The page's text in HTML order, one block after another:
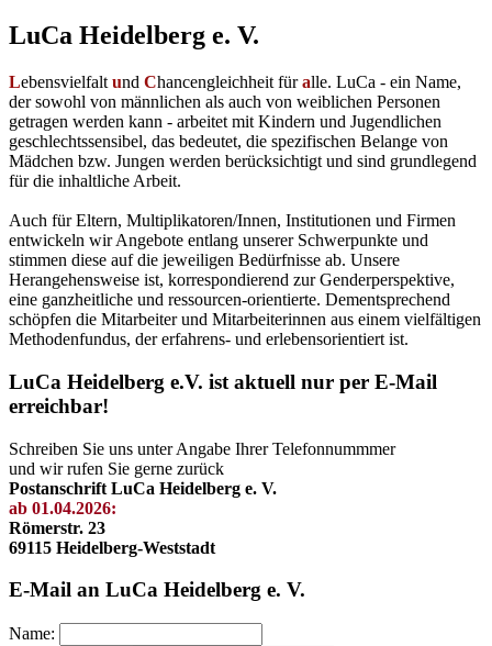
LuCa Heidelberg e. V.
Lebensvielfalt und Chancengleichheit füralle. LuCa - ein Name,
der sowohl von männlichen als auch von weiblichen Personen
getragen werden kann - arbeitet mit Kindern und Jugendlichen
geschlechtssensibel, das bedeutet, die spezifischen Belange von
Mädchen bzw. Jungen werden berücksichtigt und sind grundlegend
für die inhaltliche Arbeit.
Auch für Eltern, Multiplikatoren/Innen, Institutionen und Firmen
entwickeln wir Angebote entlang unserer Schwerpunkte und
stimmen diese auf die jeweiligen Bedürfnisse ab. Unsere
Herangehensweise ist, korrespondierend zur Genderperspektive,
eine ganzheitliche und ressourcen-orientierte. Dementsprechend
schöpfen die Mitarbeiter und Mitarbeiterinnen aus einem vielfältigen
Methodenfundus, der erfahrens- und erlebensorientiert ist.
LuCa Heidelberg e.V. ist aktuell nur per E-Mail
erreichbar!
Schreiben Sie uns unter Angabe Ihrer Telefonnummmer
und wir rufen Sie gerne zurück
Postanschrift LuCa Heidelberg e. V.
ab 01.04.2026:
Römerstr. 23
69115 Heidelberg-Weststadt
E-Mail an LuCa Heidelberg e. V.
Name: